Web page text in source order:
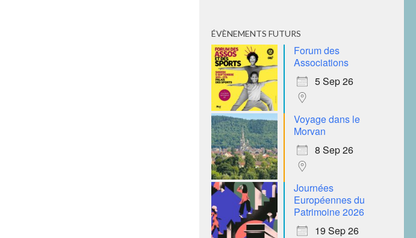
ÉVÈNEMENTS FUTURS
Forum des
Associations
5 Sep 26
Voyage dans le
Morvan
8 Sep 26
Journées
Européennes du
Patrimoine 2026
19 Sep 26